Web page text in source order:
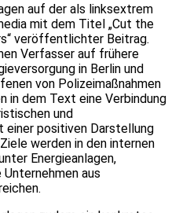
auf der als linksextrem
mit dem Titel „Cut the
veröffentlichter Beitrag.
Verfasser auf frühere
in Berlin und
von Polizeimaßnahmen
in dem Text eine Verbindung
und
einer positiven Darstellung
werden in den internen
Energieanlagen,
aus